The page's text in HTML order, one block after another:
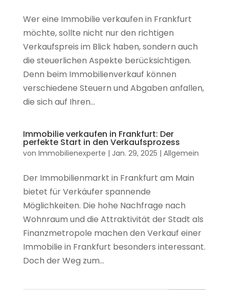
Wer eine Immobilie verkaufen in Frankfurt
möchte, sollte nicht nur den richtigen
Verkaufspreis im Blick haben, sondern auch
die steuerlichen Aspekte berücksichtigen.
Denn beim Immobilienverkauf können
verschiedene Steuern und Abgaben anfallen,
die sich auf Ihren...
Immobilie verkaufen in Frankfurt: Der
perfekte Start in den Verkaufsprozess
von Immobilienexperte | Jan. 29, 2025 | Allgemein
Der Immobilienmarkt in Frankfurt am Main
bietet für Verkäufer spannende
Möglichkeiten. Die hohe Nachfrage nach
Wohnraum und die Attraktivität der Stadt als
Finanzmetropole machen den Verkauf einer
Immobilie in Frankfurt besonders interessant.
Doch der Weg zum...